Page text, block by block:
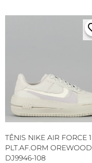
TÊNIS NIKE AIR FORCE 1
PLT.AF.ORM OREWOOD
DJ9946-108